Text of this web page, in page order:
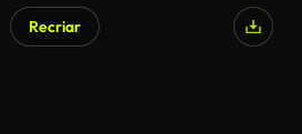
Recriar